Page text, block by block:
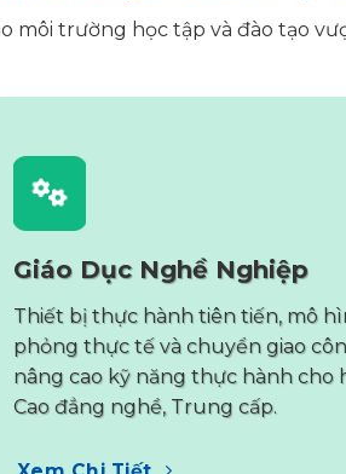
môi trường học tập và đào tạo
Giáo Dục Nghề Nghiệp
Thiết bị thực hành tiên tiến, mô
phỏng thực tế và chuyển giao
nâng cao kỹ năng thực hành cho
Cao đẳng nghề, Trung cấp.